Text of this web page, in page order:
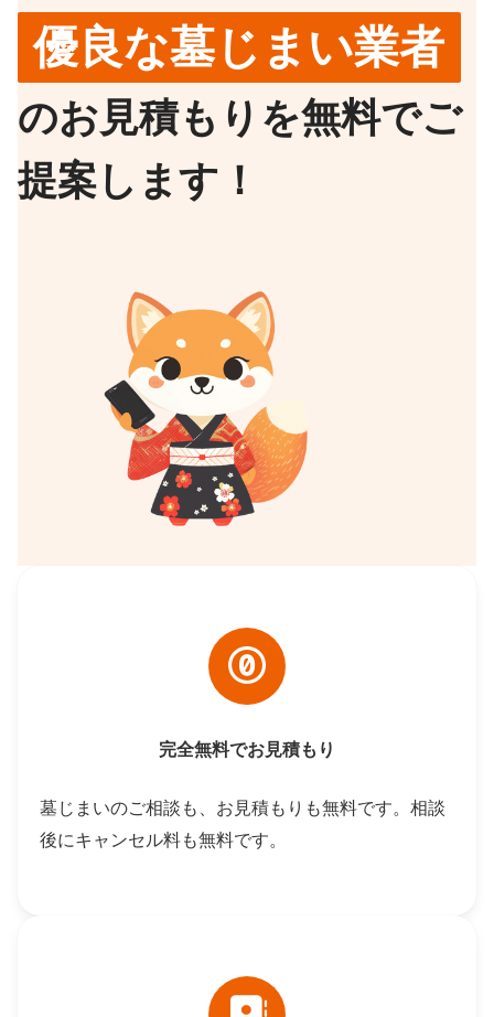
優良な墓じまい業者
のお見積もりを無料でご
提案します！
完全無料でお見積もり
墓じまいのご相談も、お見積もりも無料です。相談
後にキャンセル料も無料です。